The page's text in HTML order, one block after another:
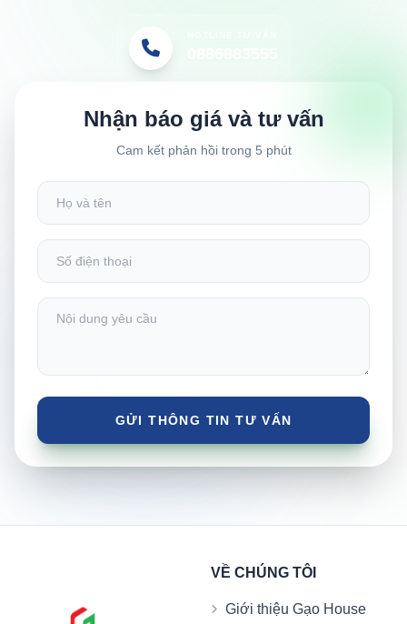
Nhận báo giá và tư vấn
Cam kết phản hồi trong 5 phút
VỀ CHÚNG TÔI
Giới thiệu Gạo House